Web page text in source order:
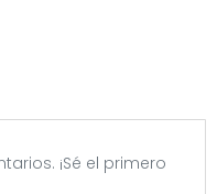
¡Sé el primero